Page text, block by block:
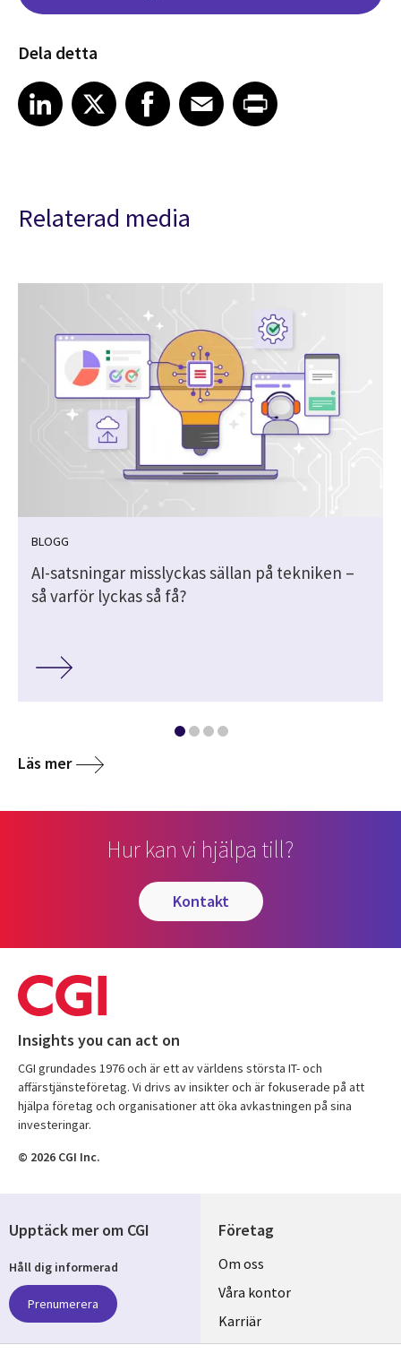
Dela detta
Share on LinkedIn
LinkedIn
Share on X Share on FacebookFacebook
Share on EmailEmailShare on Print
Relaterad media
BLOGG
AI-satsningar misslyckas sällan på tekniken –
så varför lyckas så få?
Läs mer
Hur kan vi hjälpa till?
kontakt
Insights you can act on
CGI grundades 1976 och är ett av världens största IT- och
affärstjänsteföretag. Vi drivs av insikter och är fokuserade på att
hjälpa företag och organisationer att öka avkastningen på sina
investeringar.
© 2026 CGI Inc.
Företag
Useful
links
SWEDEN
Om oss
Våra kontor
Karriär
Hållbarhet
Upptäck mer om CGI
Håll dig informerad
Prenumerera